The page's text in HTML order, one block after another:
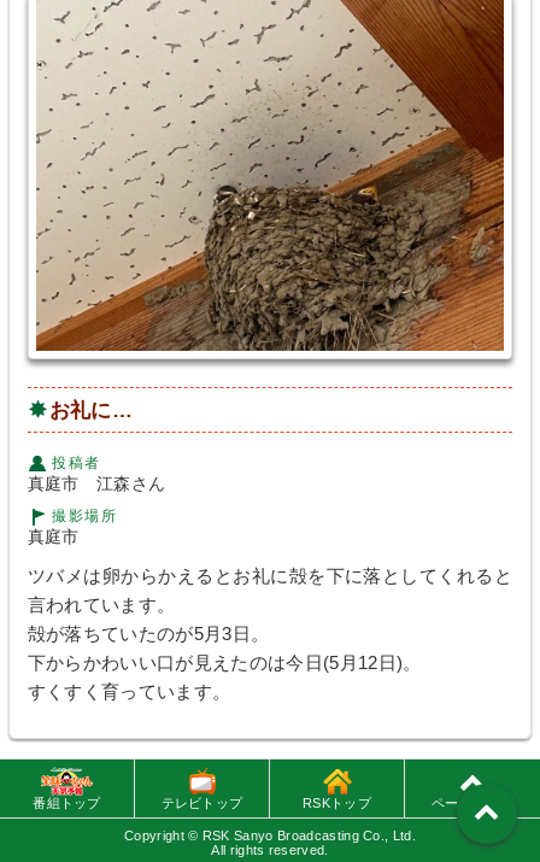
お礼に…
投稿者
真庭市 江森さん
撮影場所
真庭市
ツバメは卵からかえるとお礼に殻を下に落としてくれると
言われています。
殻が落ちていたのが5月3日。
下からかわいい口が見えたのは今日(5月12日)。
すくすく育っています。
番組トップ テレビトップ RSKトップ ページの先頭
Copyright © RSK Sanyo Broadcasting Co., Ltd.
All rights reserved.